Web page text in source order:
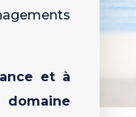
et à
domaine